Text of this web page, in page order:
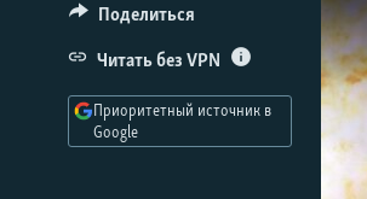
основному
ЦИТАТЫ СВОБОДЫ
МНЕНИЯ
КУЛЬТУРА
IDEL.РЕАЛИИ
Поделиться
Читать без VPN
Приоритетный источник в
Google